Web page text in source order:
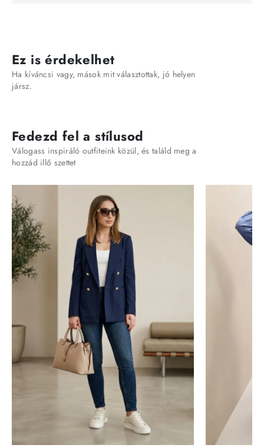
Ez is érdekelhet
Ha kíváncsi vagy, mások mit választottak, jó helyen
jársz.
Fedezd fel a stílusod
Válogass inspiráló outfiteink közül, és találd meg a
hozzád illő szettet